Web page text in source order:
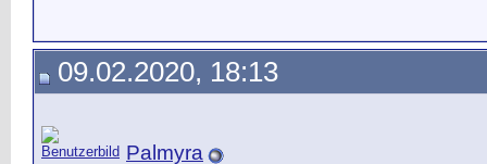
09.02.2020, 18:13
Palmyra